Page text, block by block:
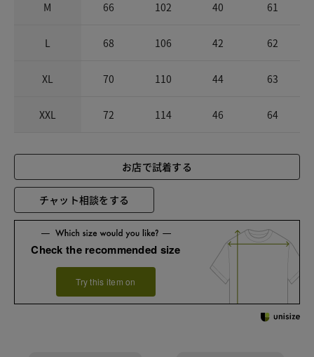
M 66 102 40 61
L 68 106 42 62
XL 70 110 44 63
XXL 72 114 46 64
お店で試着する
チャット相談をする
Check the recommended size
Try this item on